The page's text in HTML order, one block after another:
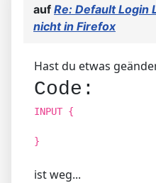
auf Re: Default Login
nicht in Firefox
Hast du etwas
Code:
INPUT {
}
ist weg...